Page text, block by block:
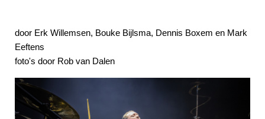
door Erk Willemsen, Bouke Bijlsma, Dennis Boxem en Mark
Eeftens
foto's door Rob van Dalen